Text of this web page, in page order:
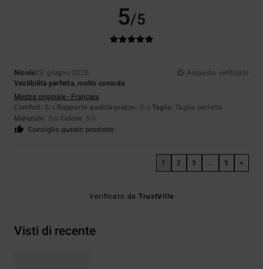
5/5
Nicole23. giugno 2026
Acquisto verificato
Vestibilità perfetta, molto comoda
Mostra originale - Français
Comfort: 5/5 Rapporto qualità-prezzo: 5/5 Taglia: Taglia perfetta
Materiale: 5/5 Colore: 5/5
Consiglio questo prodotto
1 2 3 ... 5 >
Verificato daTrustVille
Visti di recente